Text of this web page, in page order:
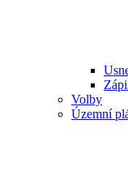
Volby
Územní